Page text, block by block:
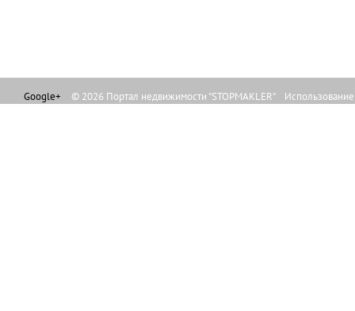
Google+ © 2026 Портал недвижимости "STOPMAKLER"